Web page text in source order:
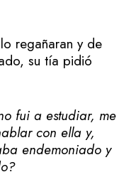
regañaran y de
su tía pidió
fui a estudiar, me
con ella y,
endemoniado y